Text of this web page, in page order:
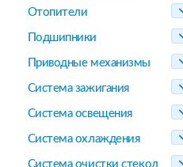
Отопители
Подшипники
Приводные механизмы
Система зажигания
Система освещения
Система охлаждения
Система очистки стекол